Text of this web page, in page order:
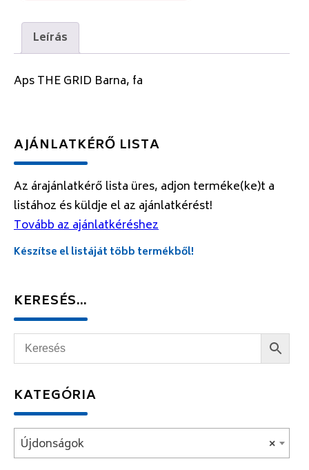
Leírás
Aps THE GRID Barna, fa
AJÁNLATKÉRŐ LISTA
Az árajánlatkérő lista üres, adjon terméke(ke)t a
listához és küldje el az ajánlatkérést!
Tovább az ajánlatkéréshez
Készítse el listáját több termékből!
KERESÉS…
KATEGÓRIA
×
Újdonságok